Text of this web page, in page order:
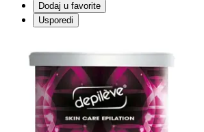
Dodaj u favorite
Usporedi